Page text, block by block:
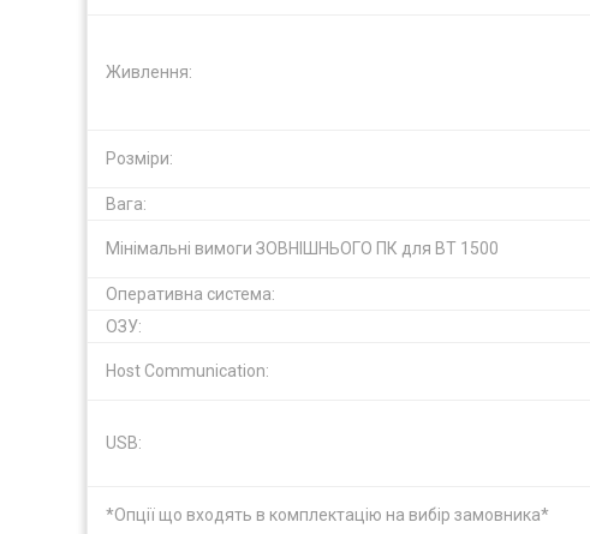
Живлення:
Розміри:
Вага:
Мінімальні вимоги ЗОВНІШНЬОГО ПК для BT 1500
Оперативна система:
ОЗУ:
Host Communication:
USB:
*Опції що входять в комплектацію на вибір замовника*